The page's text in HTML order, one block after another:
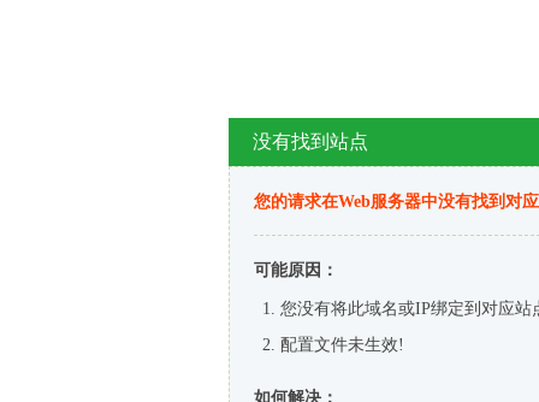
没有找到站点
您的请求在Web服务器中没有找到对
可能原因：
您没有将此域名或IP绑定到对应站
配置文件未生效!
如何解决：